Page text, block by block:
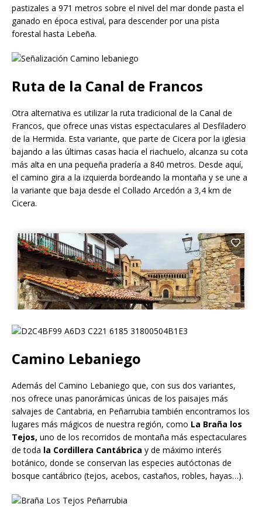
pastizales a 971 metros sobre el nivel del mar donde pasta el
ganado en época estival, para descender por una pista
forestal hasta Lebeña.
Ruta de la Canal de Francos
Otra alternativa es utilizar la ruta tradicional de la Canal de
Francos, que ofrece unas vistas espectaculares al Desfiladero
de la Hermida. Esta variante, que parte de Cicera por la iglesia
bajando a las últimas casas hacia el riachuelo, alcanza su cota
más alta en una pequeña pradería a 840 metros. Desde aquí,
el camino gira a la izquierda bordeando la montaña y se une a
la variante que baja desde el Collado Arcedón a 3,4 km de
Cicera.
Camino Lebaniego
Además del Camino Lebaniego que, con sus dos variantes,
nos ofrece unas panorámicas únicas de los paisajes más
salvajes de Cantabria, en Peñarrubia también encontramos los
lugares más mágicos de nuestra región, como La Braña los
Tejos, uno de los recorridos de montaña más espectaculares
de toda la Cordillera Cantábrica y de máximo interés
botánico, donde se conservan las especies autóctonas de
bosque cantábrico (tejos, acebos, castaños, robles, hayas…).